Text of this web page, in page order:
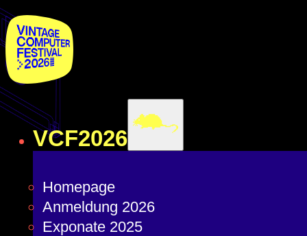
VCF2026
Homepage
Anmeldung 2026
Exponate 2025